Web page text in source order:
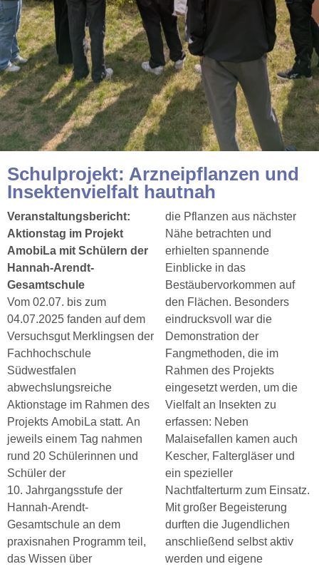
Schulprojekt: Arzneipflanzen und
Insektenvielfalt hautnah
Veranstaltungsbericht:
Aktionstag im Projekt
AmobiLa mit Schülern der
Hannah-Arendt-
Gesamtschule
Vom 02.07. bis zum
04.07.2025 fanden auf dem
Versuchsgut Merklingsen der
Fachhochschule
Südwestfalen
abwechslungsreiche
Aktionstage im Rahmen des
Projekts AmobiLa statt. An
jeweils einem Tag nahmen
rund 20 Schülerinnen und
Schüler der
10. Jahrgangsstufe der
Hannah-Arendt-
Gesamtschule an dem
praxisnahen Programm teil,
das Wissen über
die Pflanzen aus nächster
Nähe betrachten und
erhielten spannende
Einblicke in das
Bestäubervorkommen auf
den Flächen. Besonders
eindrucksvoll war die
Demonstration der
Fangmethoden, die im
Rahmen des Projekts
eingesetzt werden, um die
Vielfalt an Insekten zu
erfassen: Neben
Malaisefallen kamen auch
Kescher, Faltergläser und
ein spezieller
Nachtfalterturm zum Einsatz.
Mit großer Begeisterung
durften die Jugendlichen
anschließend selbst aktiv
werden und eigene